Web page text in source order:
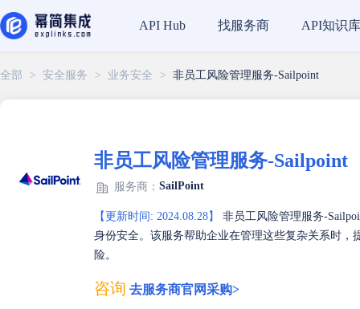
API Hub 找服务商 API知识库
全部 > 安全服务 > 业务安全 > 非员工风险管理服务-Sailpoint
非员工风险管理服务-Sailpoint
服务商： SailPoint
【更新时间: 2024.08.28】
非员工风险管理服务-
身份安全。该服务帮助企业在管理这些复杂关系时
险。
咨询 去服务商官网采购>